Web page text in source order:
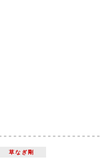
草なぎ剛